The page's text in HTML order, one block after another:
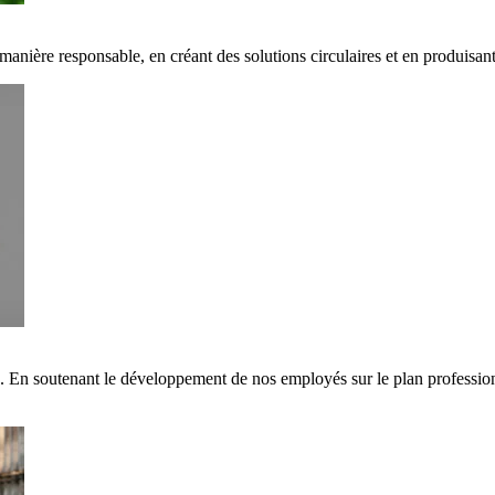
responsable, en créant des solutions circulaires et en
soutenant le développement de nos employés sur le plan